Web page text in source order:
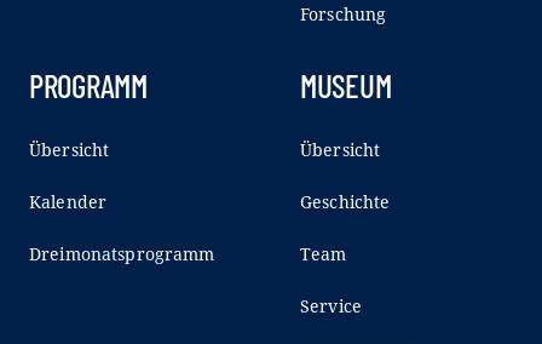
Forschung
PROGRAMM
Übersicht
Kalender
Dreimonatsprogramm
MUSEUM
Übersicht
Geschichte
Team
Service